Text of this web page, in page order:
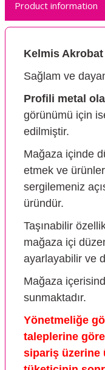
Product information
Kelmis Akrobat
Sağlam ve
Profili metal
görünümü için
edilmiştir.
Mağaza içinde
etmek ve
sergilemeniz
üründür.
Taşınabilir
mağaza içi
ayarlayabilir ve
Mağaza
sunmaktadır.
Yönetmeliğe
taleplerine
sipariş üzerine